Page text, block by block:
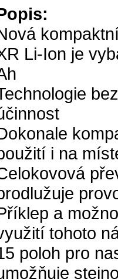
Li-Ion je
i na
a
tohoto
poloh pro